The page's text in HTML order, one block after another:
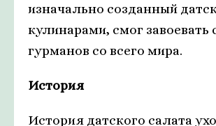
изначально созданный
кулинарами, смог завоевать
гурманов со всего мира.
История
История датского салата